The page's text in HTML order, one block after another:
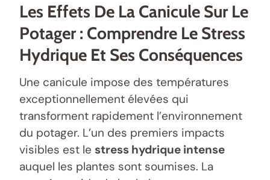
Les Effets De La Canicule Sur Le
Potager : Comprendre Le Stress
Hydrique Et Ses Conséquences
Une canicule impose des températures
exceptionnellement élevées qui
transforment rapidement l’environnement
du potager. L’un des premiers impacts
visibles est le stress hydrique intense
auquel les plantes sont soumises. La